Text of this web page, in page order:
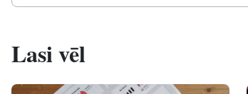
Lasi vēl